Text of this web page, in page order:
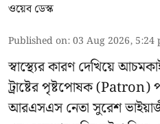
ওয়েব ডেস্ক
Published on:03 Aug 2026, 5:24
স্বাস্থ্যের কারণ দেখিয়ে
ট্রাষ্টেরপৃষ্টপোষক (Patron)
আরএসএস নেতা সুরেশ